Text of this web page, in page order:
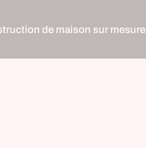
de maison sur mesure